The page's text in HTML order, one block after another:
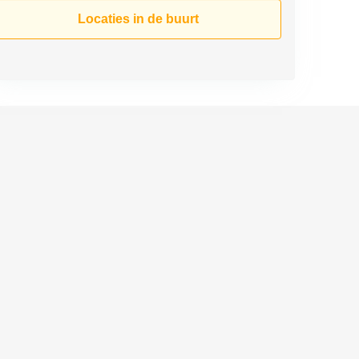
Locaties in de buurt